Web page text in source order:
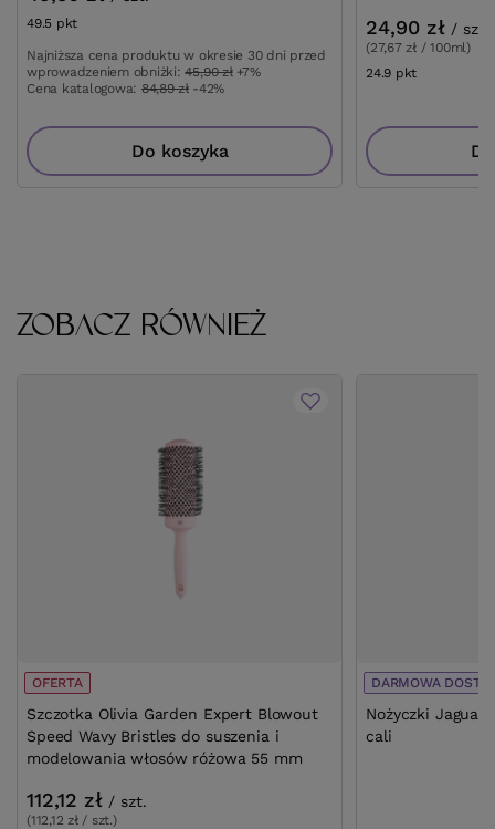
49.5 pkt
Najniższa cena produktu w okresie 30 dni przed
wprowadzeniem obniżki:45,90 zł +7%
Cena katalogowa: 84,89 zł -42%
Do koszyka
24,90 zł / szt.
(27,67 zł / 100ml)
24.9 pkt
ZOBACZ RÓWNIEŻ
OFERTA
Szczotka Olivia Garden Expert Blowout
Speed Wavy Bristles do suszenia i
modelowania włosów różowa 55 mm
112,12 zł / szt.
(112,12 zł / szt.)
DARMOWA
Nożyczki Jaguar
cali